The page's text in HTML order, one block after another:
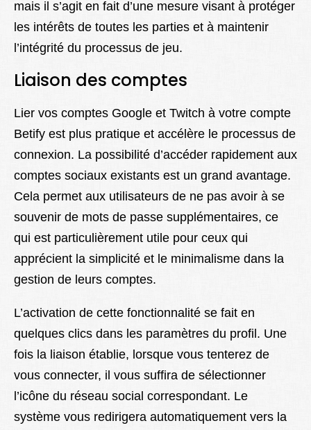
mais il s’agit en fait d’une mesure visant à protéger
les intérêts de toutes les parties et à maintenir
l’intégrité du processus de jeu.
Liaison des comptes
Lier vos comptes Google et Twitch à votre compte
Betify est plus pratique et accélère le processus de
connexion. La possibilité d’accéder rapidement aux
comptes sociaux existants est un grand avantage.
Cela permet aux utilisateurs de ne pas avoir à se
souvenir de mots de passe supplémentaires, ce
qui est particulièrement utile pour ceux qui
apprécient la simplicité et le minimalisme dans la
gestion de leurs comptes.
L’activation de cette fonctionnalité se fait en
quelques clics dans les paramètres du profil. Une
fois la liaison établie, lorsque vous tenterez de
vous connecter, il vous suffira de sélectionner
l’icône du réseau social correspondant. Le
système vous redirigera automatiquement vers la